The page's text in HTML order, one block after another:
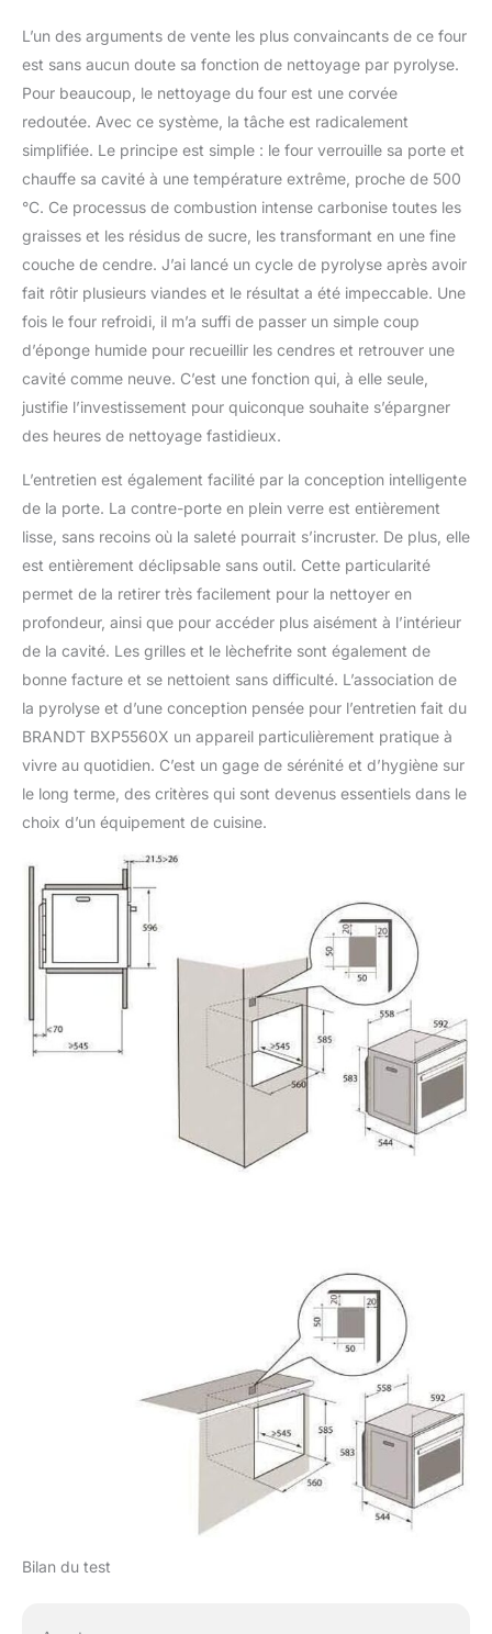
L’un des arguments de vente les plus convaincants de ce four
est sans aucun doute sa fonction de nettoyage par pyrolyse.
Pour beaucoup, le nettoyage du four est une corvée
redoutée. Avec ce système, la tâche est radicalement
simplifiée. Le principe est simple : le four verrouille sa porte et
chauffe sa cavité à une température extrême, proche de 500
°C. Ce processus de combustion intense carbonise toutes les
graisses et les résidus de sucre, les transformant en une fine
couche de cendre. J’ai lancé un cycle de pyrolyse après avoir
fait rôtir plusieurs viandes et le résultat a été impeccable. Une
fois le four refroidi, il m’a suffi de passer un simple coup
d’éponge humide pour recueillir les cendres et retrouver une
cavité comme neuve. C’est une fonction qui, à elle seule,
justifie l’investissement pour quiconque souhaite s’épargner
des heures de nettoyage fastidieux.
L’entretien est également facilité par la conception intelligente
de la porte. La contre-porte en plein verre est entièrement
lisse, sans recoins où la saleté pourrait s’incruster. De plus, elle
est entièrement déclipsable sans outil. Cette particularité
permet de la retirer très facilement pour la nettoyer en
profondeur, ainsi que pour accéder plus aisément à l’intérieur
de la cavité. Les grilles et le lèchefrite sont également de
bonne facture et se nettoient sans difficulté. L’association de
la pyrolyse et d’une conception pensée pour l’entretien fait du
BRANDT BXP5560X un appareil particulièrement pratique à
vivre au quotidien. C’est un gage de sérénité et d’hygiène sur
le long terme, des critères qui sont devenus essentiels dans le
choix d’un équipement de cuisine.
Bilan du test